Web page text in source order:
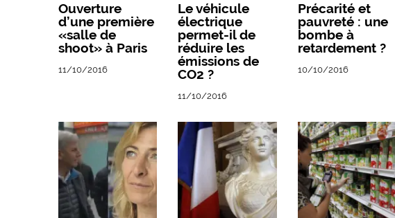
Ouverture
d’une première
«salle de
shoot» à Paris
11/10/2016
Le véhicule
électrique
permet-il de
réduire les
émissions de
CO2 ?
11/10/2016
Précarité et
pauvreté : une
bombe à
retardement ?
10/10/2016